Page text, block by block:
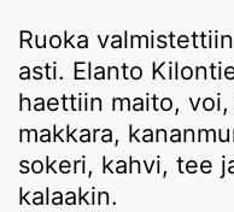
Ruoka
asti. Elanto
haettiin maito,
makkara,
sokeri, kahvi, tee
kalaakin.